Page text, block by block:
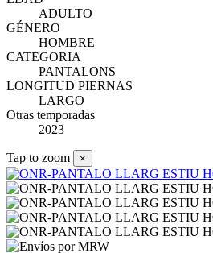
ADULTO
GÉNERO
HOMBRE
CATEGORIA
PANTALONS
LONGITUD PIERNAS
LARGO
Otras temporadas
2023
Tap to zoom ×